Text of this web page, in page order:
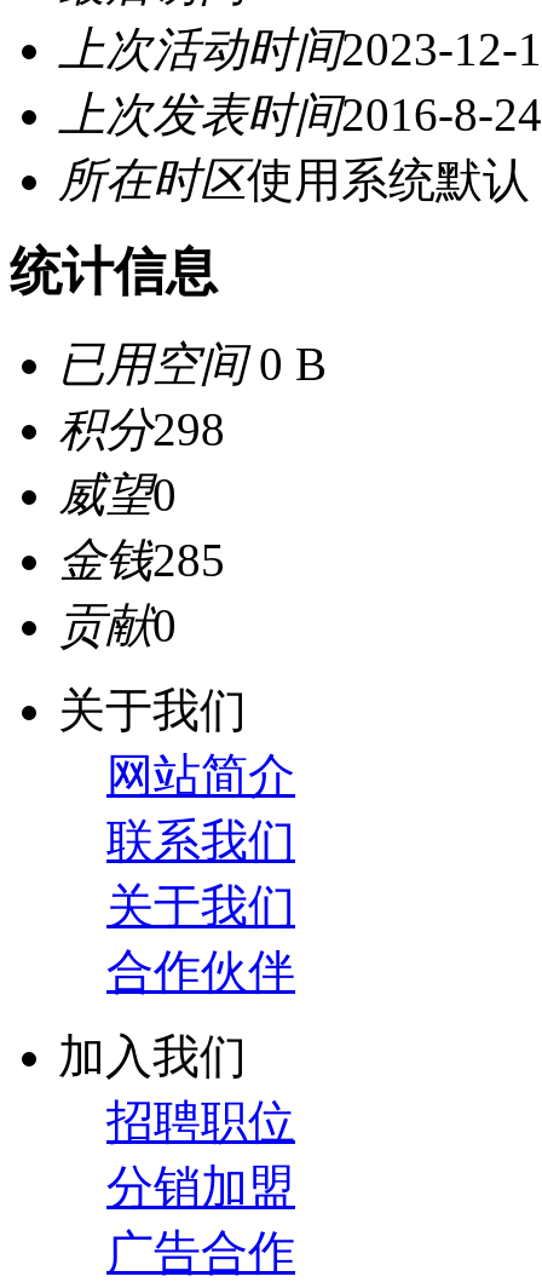
上次活动时间2023-12-
上次发表时间2016-8-
所在时区使用系统默认
统计信息
已用空间0 B
积分298
威望0
金钱285
贡献0
关于我们
网站简介
联系我们
关于我们
合作伙伴
加入我们
招聘职位
分销加盟
广告合作